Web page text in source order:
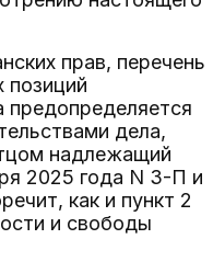
прав, перечень
предопределяется
дела,
надлежащий
2025 года N 3-П и
как и пункт 2
и свободы